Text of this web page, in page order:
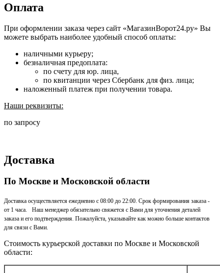
Оплата
При оформлении заказа через сайт «МагазинВорот24.ру» Вы
можете выбрать наиболее удобный способ оплаты:
наличными курьеру;
безналичная предоплата:
по счету для юр. лица,
по квитанции через Сбербанк для физ. лица;
наложенный платеж при получении товара.
Наши реквизиты:
по запросу
Доставка
По Москве и Московской области
Доставка осуществляется ежедневно с 08:00 до 22:00. Срок формирования заказа -
от 1 часа. Наш менеджер обязательно свяжется с Вами для уточнения деталей
заказа и его подтверждения. Пожалуйста, указывайте как можно больше контактов
для связи с Вами.
Стоимость курьерской доставки по Москве и Московской
области: